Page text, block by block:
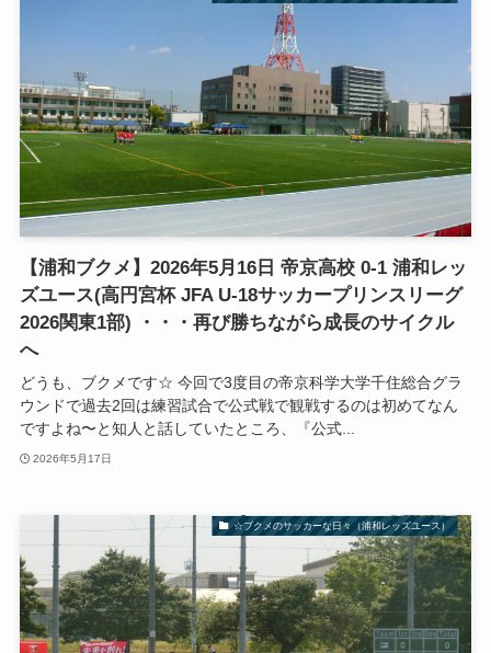
【浦和ブクメ】2026年5月16日 帝京高校 0-1 浦和レッ
ズユース(高円宮杯 JFA U-18サッカープリンスリーグ
2026関東1部) ・・・再び勝ちながら成長のサイクル
へ
どうも、ブクメです☆ 今回で3度目の帝京科学大学千住総合グラ
ウンドで過去2回は練習試合で公式戦で観戦するのは初めてなん
ですよね〜と知人と話していたところ、『公式...
2026年5月17日
☆ブクメのサッカーな日々（浦和レッズユース）